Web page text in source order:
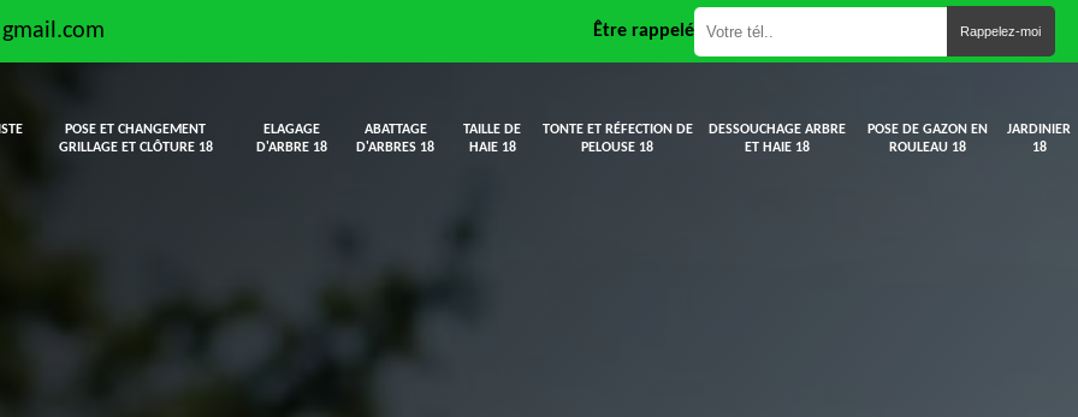
Être rappelé
POSE ET CHANGEMENT
GRILLAGE ET CLÔTURE 18
ELAGAGE
D'ARBRE 18
ABATTAGE
D'ARBRES 18
TAILLE DE
HAIE 18
TONTE ET RÉFECTION DE
PELOUSE 18
DESSOUCHAGE ARBRE
ET HAIE 18
POSE DE GAZON EN
ROULEAU 18
JARDINIER
18